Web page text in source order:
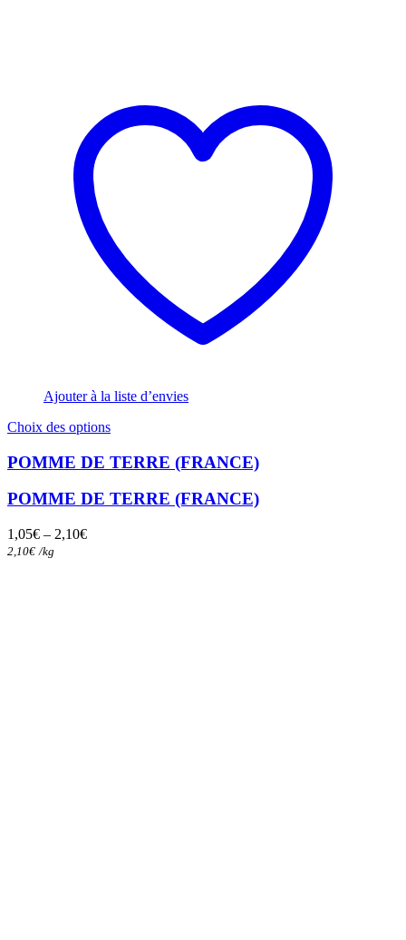
Ajouter à la liste d’envies
Choix des optionsCe
a
plusieurs
variations.
Les
POMME DE TERRE (FRANCE)
POMME DE TERRE (FRANCE)
1,05€ – 2,10€
2,10€ /kg